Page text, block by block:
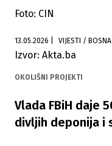
Foto: CIN
13.05.2026 VIJESTI /
Izvor: Akta.ba
OKOLIŠNI PROJEKTI
Vlada FBiH daje
divljih deponija i